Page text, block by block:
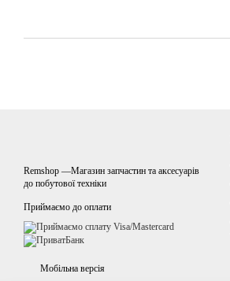
Remshop —Магазин запчастин та аксесуарів
до побутової техніки
Приймаємо до оплати
Мобільна версія